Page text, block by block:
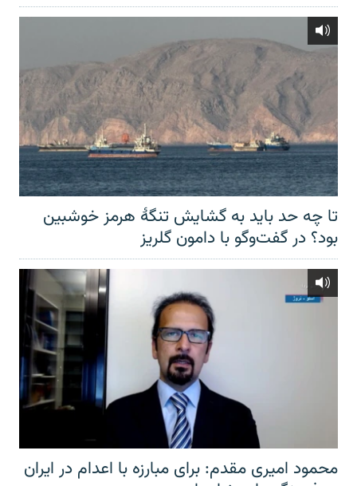
تا چه حد باید به گشایش تنگهٔ هرمز خوشبین
بود؟ در گفت‌وگو با دامون گلریز
محمود امیری مقدم: برای مبارزه با اعدام در ایران